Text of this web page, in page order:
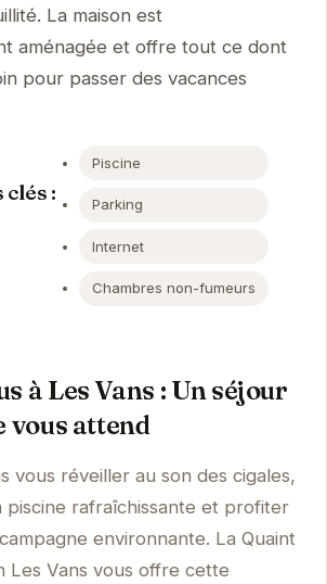
La maison est
aménagée et offre tout ce dont
pour passer des vacances
:
Piscine
Parking
Internet
Chambres non-fumeurs
à Les Vans : Un séjour
vous attend
vous réveiller au son des cigales,
piscine rafraîchissante et profiter
environnante. La Quaint
Les Vans vous offre cette